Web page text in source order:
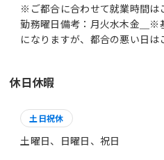
※ご都合に合わせて就業時間は
勤務曜日備考：月火水木金＿※
休日休暇
土日祝休
土曜日、日曜日、祝日